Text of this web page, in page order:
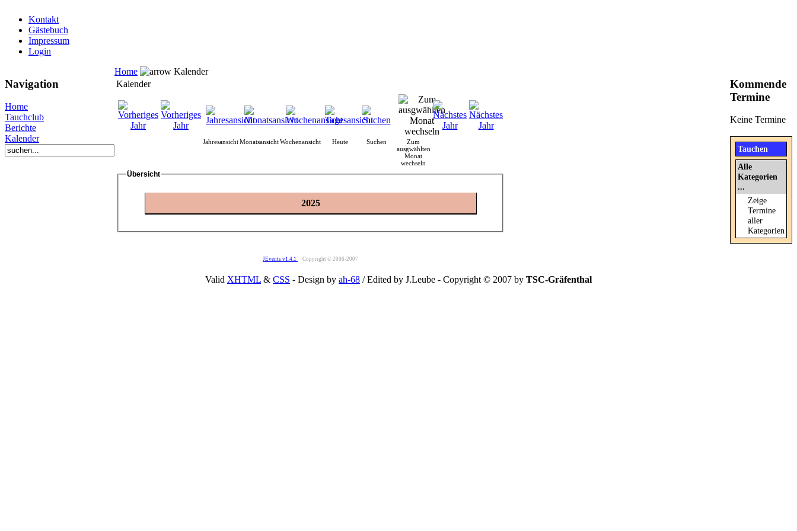
Kontakt
Gästebuch
Impressum
Login
Navigation
Home
Tauchclub
Berichte
Kalender
Home
Kalender
Kalender
JahresansichtMonatsansichtWochenansicht Heute Suchen
Zum
ausgwählten
Monat
wechseln
Übersicht
2025
JEvents v1.4.1 Copyright © 2006-2007
Kommende
Termine
Keine Termine
Tauchen
Alle
Kategorien
...
Zeige
Termine
aller
Kategorien
Valid XHTML & CSS - Design by ah-68 / Edited by J.Leube - Copyright © 2007 by TSC-Gräfenthal